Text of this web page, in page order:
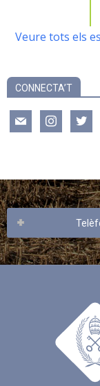
Veure tots els
CONNECTA’T
mail instagramtwitter